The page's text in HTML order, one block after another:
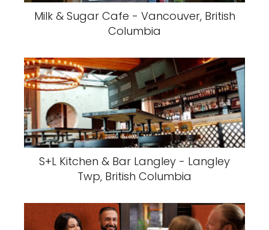
Milk & Sugar Cafe - Vancouver, British
Columbia
S+L Kitchen & Bar Langley - Langley
Twp, British Columbia